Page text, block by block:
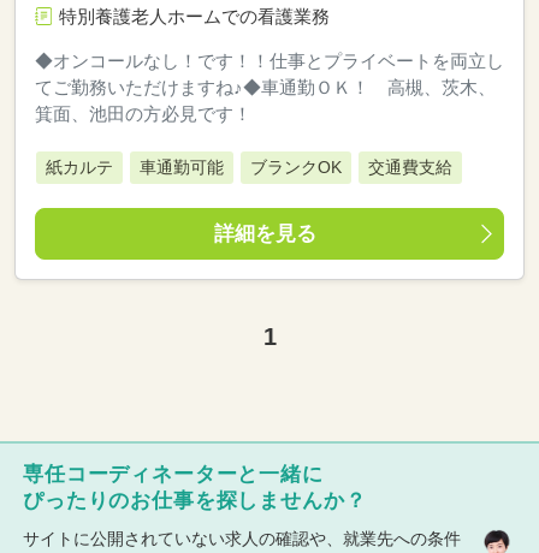
特別養護老人ホームでの看護業務
◆オンコールなし！です！！仕事とプライベートを両立し
てご勤務いただけますね♪◆車通勤ＯＫ！ 高槻、茨木、
箕面、池田の方必見です！
紙カルテ 車通勤可能 ブランクOK 交通費支給
詳細を見る
1
専任コーディネーターと一緒に
ぴったりのお仕事を探しませんか？
サイトに公開されていない求人の確認や、就業先への条件